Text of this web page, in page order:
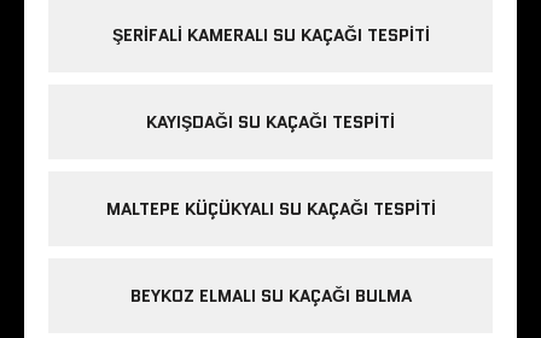
ŞERIFALI KAMERALI SU KAÇAĞI TESPITI
KAYIŞDAĞI SU KAÇAĞI TESPITI
MALTEPE KÜÇÜKYALI SU KAÇAĞI TESPITI
BEYKOZ ELMALI SU KAÇAĞI BULMA